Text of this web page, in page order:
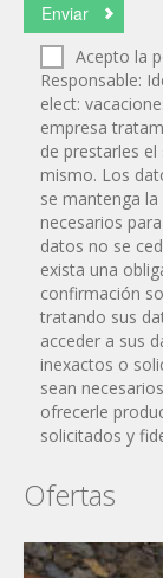
Acepto la
Responsable:
elect:
empresa
de prestarles
mismo. Los
se mantenga
necesarios
datos no se
exista una
confirmación
tratando sus
acceder a sus
inexactos o
sean
ofrecerle
solicitados y
Ofertas